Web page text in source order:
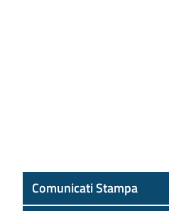
Comunicati Stampa